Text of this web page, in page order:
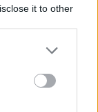
it to other
more Google
may click to
party tags to
below Google